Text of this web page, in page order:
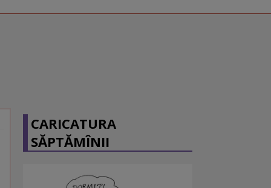
CARICATURA
SĂPTĂMÎNII